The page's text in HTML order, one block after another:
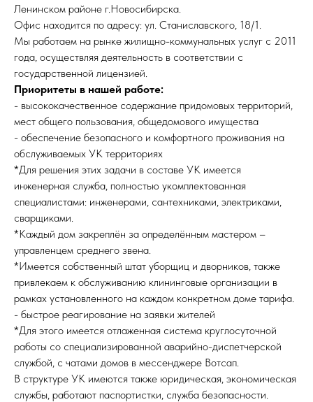
Ленинском районе г.Новосибирска.
Офис находится по адресу: ул. Станиславского, 18/1.
Мы работаем на рынке жилищно-коммунальных услуг с 2011
года, осуществляя деятельность в соответствии с
государственной лицензией.
Приоритеты в нашей работе:
- высококачественное содержание придомовых территорий,
мест общего пользования, общедомового имущества
- обеспечение безопасного и комфортного проживания на
обслуживаемых УК территориях
*Для решения этих задачи в составе УК имеется
инженерная служба, полностью укомплектованная
специалистами: инженерами, сантехниками, электриками,
сварщиками.
*Каждый дом закреплён за определённым мастером –
управленцем среднего звена.
*Имеется собственный штат уборщиц и дворников, также
привлекаем к обслуживанию клининговые организации в
рамках установленного на каждом конкретном доме тарифа.
- быстрое реагирование на заявки жителей
*Для этого имеется отлаженная система круглосуточной
работы со специализированной аварийно-диспетчерской
службой, с чатами домов в мессенджере Вотсап.
В структуре УК имеются также юридическая, экономическая
службы, работают паспортистки, служба безопасности.